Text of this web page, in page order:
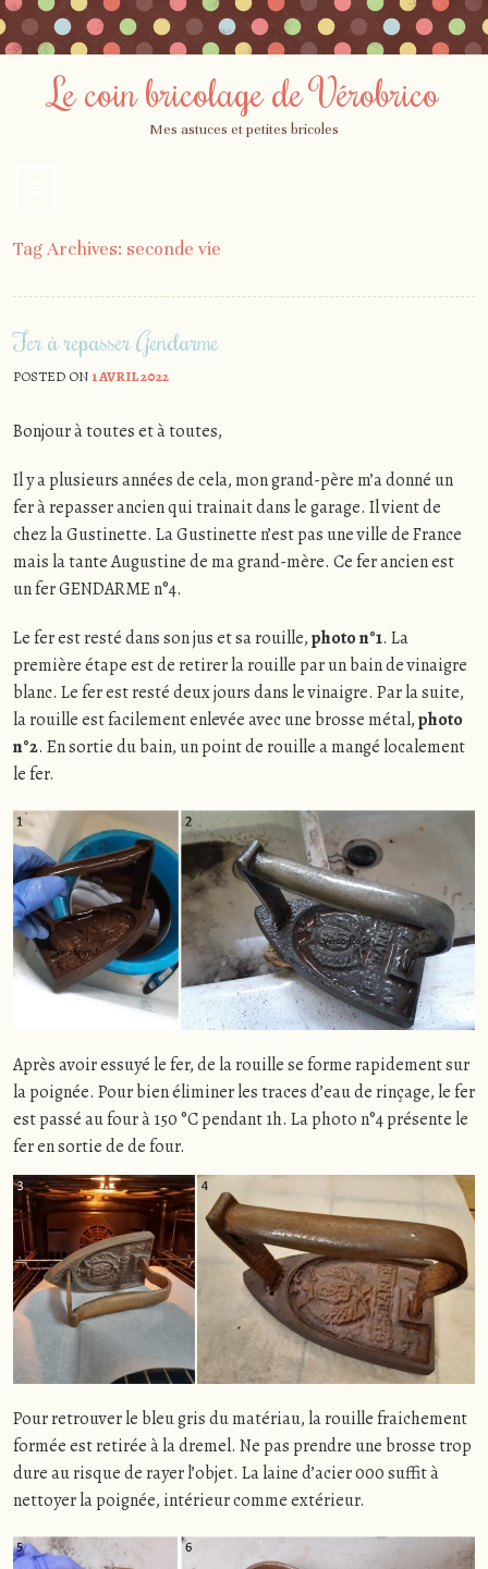
Le coin bricolage de Vérobrico
Mes astuces et petites bricoles
Tag Archives: seconde vie
Fer à repasser Gendarme
POSTED ON1 AVRIL 2022
Bonjour à toutes et à toutes,
Il y a plusieurs années de cela, mon grand-père m’a donné un
fer à repasser ancien qui trainait dans le garage. Il vient de
chez la Gustinette. La Gustinette n’est pas une ville de France
mais la tante Augustine de ma grand-mère. Ce fer ancien est
un fer GENDARME n°4.
Le fer est resté dans son jus et sa rouille,photo n°1. La
première étape est de retirer la rouille par un bain de vinaigre
blanc. Le fer est resté deux jours dans le vinaigre. Par la suite,
la rouille est facilement enlevée avec une brosse métal,photo
n°2. En sortie du bain, un point de rouille a mangé localement
le fer.
Après avoir essuyé le fer, de la rouille se forme rapidement sur
la poignée. Pour bien éliminer les traces d’eau de rinçage, le fer
est passé au four à 150 °C pendant 1h. La photo n°4 présente le
fer en sortie de de four.
Pour retrouver le bleu gris du matériau, la rouille fraichement
formée est retirée à la dremel. Ne pas prendre une brosse trop
dure au risque de rayer l’objet. La laine d’acier 000 suffit à
nettoyer la poignée, intérieur comme extérieur.